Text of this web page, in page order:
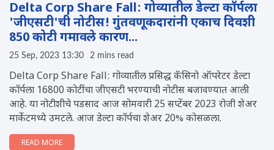
Delta Corp Share Fall: गोव्यातील डेल्टा कॉर्पला
'जीएसटी'ची नोटीस! गुंतवणूकदारांनी एकाच दिवशी
850 कोटी गमावले कारण...
25 Sep, 2023 13:30 2 mins read
Delta Corp Share Fall: गोव्यातील प्रसिद्ध कॅसिनो ऑपरेटर डेल्टा
कॉर्पला 16800 कोटींचा जीएसटी भरण्याची नोटीस बजावण्यात आली
आहे. या नोटीशीचे पडसाद आज सोमवारी 25 सप्टेंबर 2023 रोजी शेअर
मार्केटमध्ये उमटले. आज डेल्टा कॉर्पचा शेअर 20% कोसळला.
READ MORE